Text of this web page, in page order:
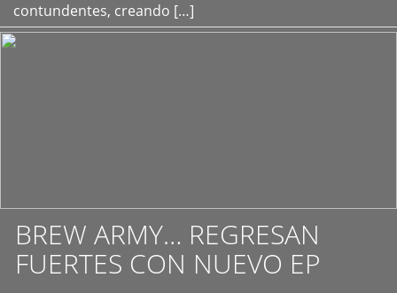
contundentes, creando […]
BREW ARMY… REGRESAN
FUERTES CON NUEVO EP